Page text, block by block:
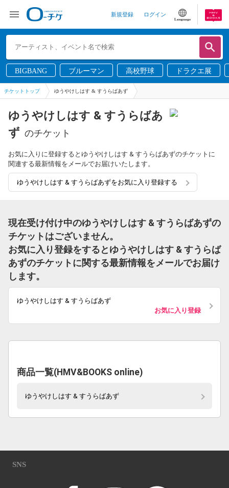
新規登録 ログイン
Language
BIGBANG ブルーマン 高校野球 ドラクエ展
チケットトップ ゆうやけしはす & すうらばあず
ゆうやけしはす & すうらばあ
ず のチケット
お気に入りに登録するとゆうやけしはす & すうらばあずのチケットに
関連する最新情報をメールでお届けいたします。
ゆうやけしはす & すうらばあずをお気に入り登録する
現在受け付け中のゆうやけしはす & すうらばあずの
チケットはございません。
お気に入り登録をするとゆうやけしはす & すうらば
あずのチケットに関する最新情報をメールでお届け
します。
ゆうやけしはす & すうらばあず
お気に入り登録
商品一覧(HMV&BOOKS online)
ゆうやけしはす & すうらばあず
SNS